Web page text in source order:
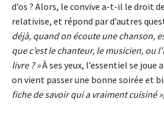
d’os ? Alors, le convive a-t-il le droit
relativise, et répond par d’autres
déjà, quand on écoute une chanson,
que c’est le chanteur, le musicien, ou
livre ? »À ses yeux, l’essentiel se joue
on vient passer une bonne soirée et
fiche de savoir qui a vraiment cuisiné »